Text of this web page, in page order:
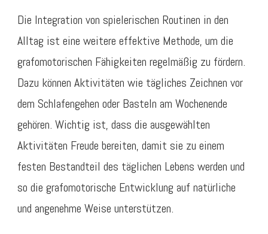
Die Integration von spielerischen Routinen in den
Alltag ist eine weitere effektive Methode, um die
grafomotorischen Fähigkeiten regelmäßig zu fördern.
Dazu können Aktivitäten wie tägliches Zeichnen vor
dem Schlafengehen oder Basteln am Wochenende
gehören. Wichtig ist, dass die ausgewählten
Aktivitäten Freude bereiten, damit sie zu einem
festen Bestandteil des täglichen Lebens werden und
so die grafomotorische Entwicklung auf natürliche
und angenehme Weise unterstützen.